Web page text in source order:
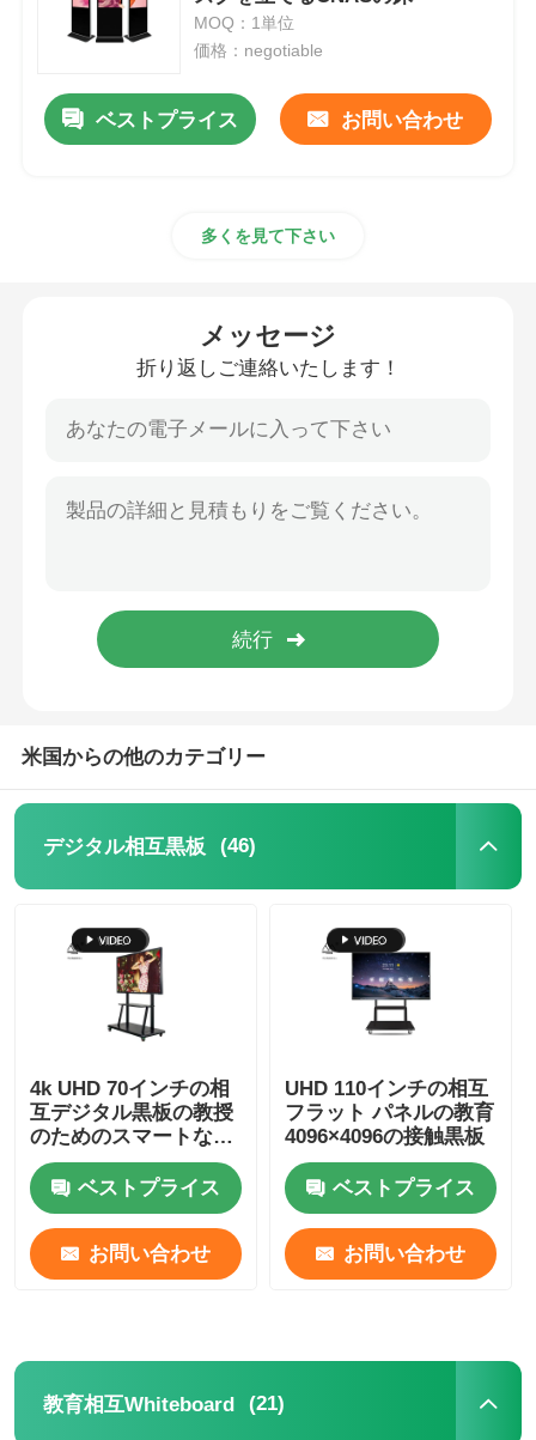
スマートなナノの黒板
会議室の相互表示
相互キオスクを立てる床
相互フラット パネル
横のタッチ画面のキオスク
理性的な黒板
会議の相互フラット パネル
MOQ：1単位
価格：negotiable
ベストプライス お問い合わせ
多くを見て下さい
メッセージ
折り返しご連絡いたします！
米国からの他のカテゴリー
デジタル相互黒板 (46)
4k UHD 70インチの相
互デジタル黒板の教授
のためのスマートなタ
ッチ画面板
ベストプライス
お問い合わせ
UHD 110インチの相互
フラット パネルの教育
4096×4096の接触黒板
ベストプライス
お問い合わせ
教育相互Whiteboard (21)